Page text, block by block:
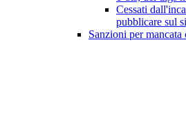
Cessati
pubblicare sul
Sanzioni per